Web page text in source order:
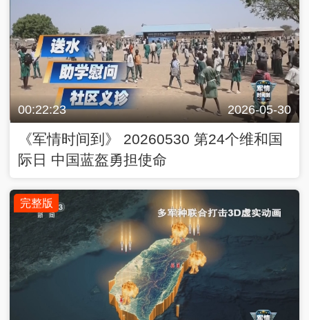
00:22:23 2026-05-30
《军情时间到》 20260530 第24个维和国
际日 中国蓝盔勇担使命
完整版